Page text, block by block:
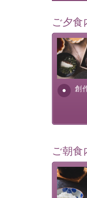
ご夕食
創
美湖膳
提供す
明が考
す。美
ご朝食
さっぱ
れる食